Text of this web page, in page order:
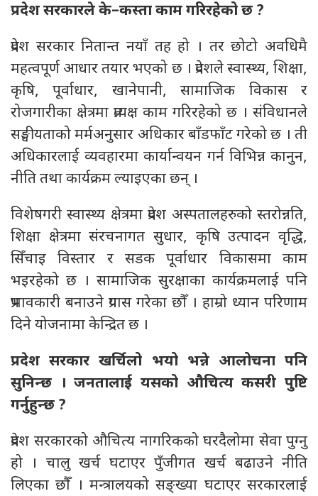
प्रदेश सरकारले के–कस्ता काम गरिरहेको छ ?
प्रदेश सरकार नितान्त नयाँ तह हो । तर छोटो अवधिमै
महत्वपूर्ण आधार तयार भएको छ । प्रदेशले स्वास्थ्य, शिक्षा,
कृषि, पूर्वाधार, खानेपानी, सामाजिक विकास र
रोजगारीका क्षेत्रमा प्रत्यक्ष काम गरिरहेको छ । संविधानले
सङ्घीयताको मर्मअनुसार अधिकार बाँडफाँट गरेको छ । ती
अधिकारलाई व्यवहारमा कार्यान्वयन गर्न विभिन्न कानुन,
नीति तथा कार्यक्रम ल्याइएका छन् ।
विशेषगरी स्वास्थ्य क्षेत्रमा प्रदेश अस्पतालहरुको स्तरोन्नति,
शिक्षा क्षेत्रमा संरचनागत सुधार, कृषि उत्पादन वृद्धि,
सिँचाइ विस्तार र सडक पूर्वाधार विकासमा काम
भइरहेको छ । सामाजिक सुरक्षाका कार्यक्रमलाई पनि
प्रभावकारी बनाउने प्रयास गरेका छौँ । हाम्रो ध्यान परिणाम
दिने योजनामा केन्द्रित छ ।
प्रदेश सरकार खर्चिलो भयो भन्ने आलोचना पनि
सुनिन्छ । जनतालाई यसको औचित्य कसरी पुष्टि
गर्नुहुन्छ ?
प्रदेश सरकारको औचित्य नागरिकको घरदैलोमा सेवा पुग्नु
हो । चालु खर्च घटाएर पुँजीगत खर्च बढाउने नीति
लिएका छौँ । मन्त्रालयको सङ्ख्या घटाएर सरकारलाई